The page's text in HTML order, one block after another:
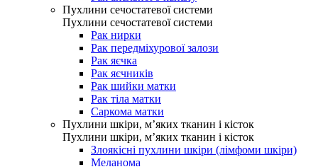
Пухлини сечостатевої системи
Пухлини сечостатевої системи
Рак нирки
Рак передміхурової залози
Рак яєчка
Рак яєчників
Рак шийки матки
Рак тіла матки
Саркома матки
Пухлини шкіри, м’яких тканин і кісток
Пухлини шкіри, м’яких тканин і кісток
Злоякісні пухлини шкіри (лімфоми шкіри)
Меланома